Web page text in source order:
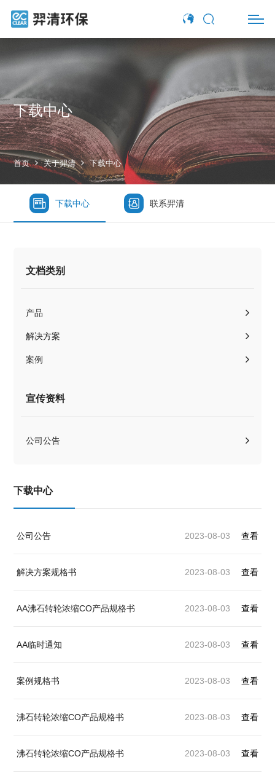
下载中心
首页 关于羿清 下载中心
下载中心 联系羿清
文档类别
产品
解决方案
案例
宣传资料
公司公告
下载中心
公司公告 2023-08-03 查看
解决方案规格书 2023-08-03 查看
AA沸石转轮浓缩CO产品规格书 2023-08-03 查看
AA临时通知 2023-08-03 查看
案例规格书 2023-08-03 查看
沸石转轮浓缩CO产品规格书 2023-08-03 查看
沸石转轮浓缩CO产品规格书 2023-08-03 查看